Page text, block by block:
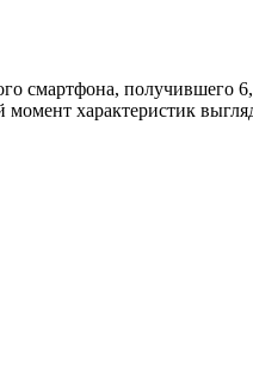
смартфона,
характеристик